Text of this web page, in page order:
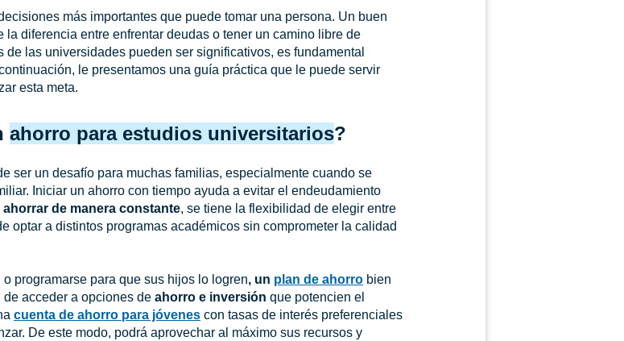
más importantes que puede tomar una persona. Un buen
la diferencia entre enfrentar deudas o tener un camino libre de
las universidades pueden ser significativos, es fundamental
le presentamos una guía práctica que le puede servir
esta meta.
ahorro para estudios universitarios?
ser un desafío para muchas familias, especialmente cuando se
Iniciar un ahorro con tiempo ayuda a evitar el endeudamiento
ahorrar de manera constante, se tiene la flexibilidad de elegir entre
optar a distintos programas académicos sin comprometer la calidad
programarse para que sus hijos lo logren, un plan de ahorro bien
acceder a opciones de ahorro e inversión que potencien el
cuenta de ahorro para jóvenes con tasas de interés preferenciales
De este modo, podrá aprovechar al máximo sus recursos y